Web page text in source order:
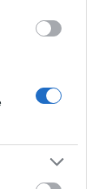
-10 τεμ
9017720